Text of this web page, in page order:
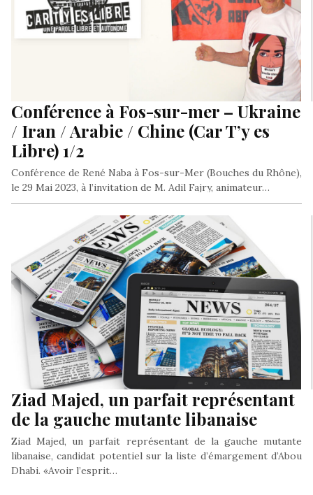
Conférence à Fos-sur-mer – Ukraine
/ Iran / Arabie / Chine (Car T’y es
Libre) 1/2
Conférence de René Naba à Fos-sur-Mer (Bouches du Rhône),
le 29 Mai 2023, à l’invitation de M. Adil Fajry, animateur…
Ziad Majed, un parfait représentant
de la gauche mutante libanaise
Ziad Majed, un parfait représentant de la gauche mutante
libanaise, candidat potentiel sur la liste d’émargement d’Abou
Dhabi. «Avoir l’esprit…